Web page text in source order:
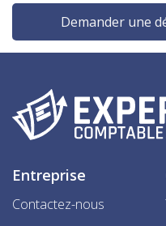
Demander une
Entreprise
Contactez-nous